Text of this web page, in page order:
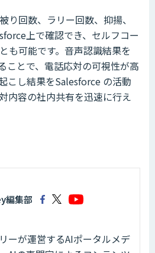
り回数、ラリー回数、抑揚、
上で確認でき、セルフコー
も可能です。音声認識結果を
ことで、電話応対の可視性が高
こし結果をSalesforce の活動
内容の社内共有を迅速に行え
編集部
ーが運営するAIポータルメデ